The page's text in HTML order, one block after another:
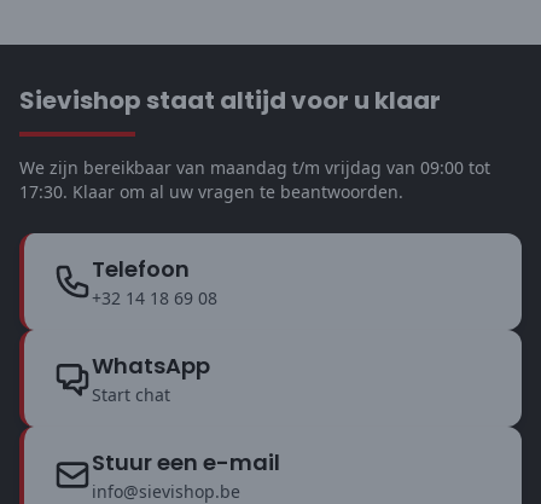
Sievishop staat altijd voor u klaar
We zijn bereikbaar van maandag t/m vrijdag van 09:00 tot
17:30. Klaar om al uw vragen te beantwoorden.
Telefoon
+32 14 18 69 08
WhatsApp
Start chat
Stuur een e-mail
info@sievishop.be